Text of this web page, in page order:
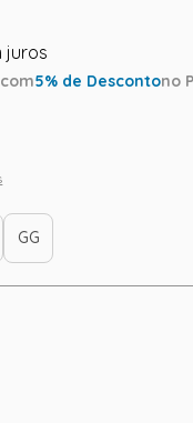
com5% de Descontono
GG